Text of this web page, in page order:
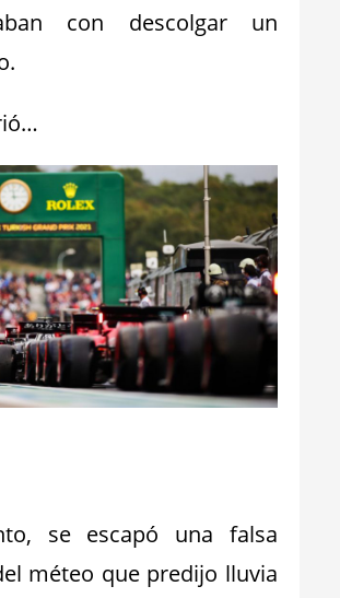
con descolgar un
se escapó una falsa
méteo que predijo lluvia